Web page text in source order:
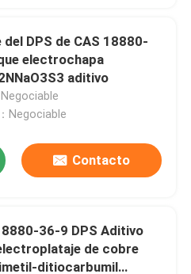
del DPS de CAS 18880-
electrochapa
aditivo
Negociable
Negociable
Contacto
36-9 DPS Aditivo
de cobre
ditiocarbumil